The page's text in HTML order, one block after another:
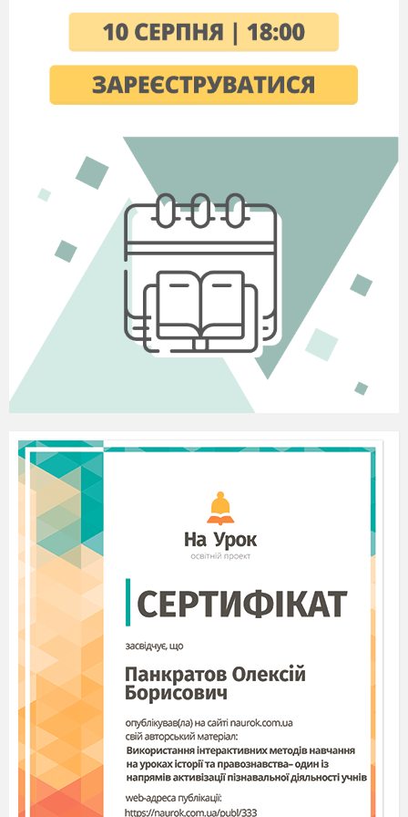
Statements:
1.Our world is about different holidays
and…
a) cuisines
b) dreams
c) traditions
people put…
a) Christmas lights
presents near a Christmas tree
3. On St. Nicholas Day, people…
a) have parties
b)give each other
presents
c) play games
4.
St. Valentine’s Day is celebration of …
a) humour
с) hopes
5) On this day some couples go to …
a) a theatre
b) a church
c) a cafe
6) Each holiday gives us chance...
b) to be together
III Writing
Task:
Write a short email to your friend (10–12
sentences) about your favourite holiday. You
can use these questions as prompts:
What is your favourite holiday?
When do we celebrate it?
How do you prepare for it?
How do you celebrate it?
Why do you like it?